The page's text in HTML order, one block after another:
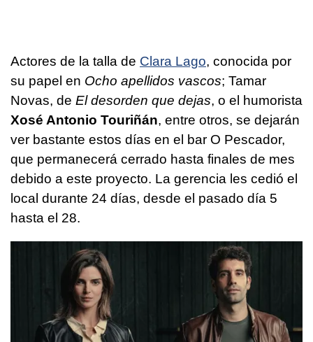
Actores de la talla de Clara Lago, conocida por
su papel en Ocho apellidos vascos; Tamar
Novas, de El desorden que dejas, o el humorista
Xosé Antonio Touriñán, entre otros, se dejarán
ver bastante estos días en el bar O Pescador,
que permanecerá cerrado hasta finales de mes
debido a este proyecto. La gerencia les cedió el
local durante 24 días, desde el pasado día 5
hasta el 28.